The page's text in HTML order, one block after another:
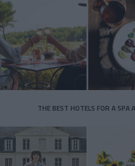
THE BEST HOTELS FOR A SPA